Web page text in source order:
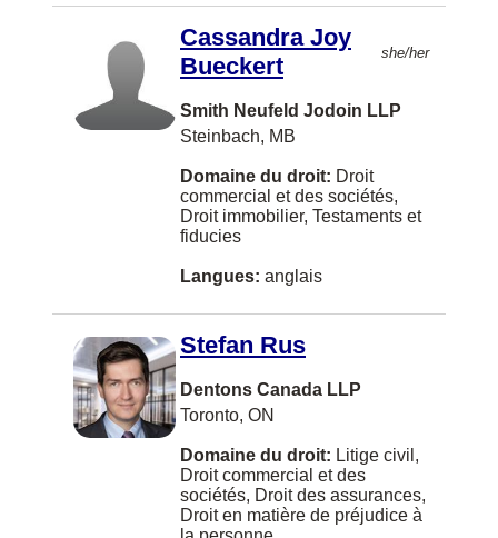
OTTAWA
Paris
Portage la Prairie
Prince Albert
Qualicum Beach
Saint-Laurent
Scarborough
Shippagan
St. Catharines
Tracadie-Sheila
VANCOUVER
Cassandra Joy
Bueckert
she/her
Smith Neufeld Jodoin LLP
Steinbach, MB
Domaine du droit: Droit
commercial et des sociétés,
Droit immobilier, Testaments et
fiducies
Langues: anglais
Stefan Rus
Dentons Canada LLP
Toronto, ON
Domaine du droit: Litige civil,
Droit commercial et des
sociétés, Droit des assurances,
Droit en matière de préjudice à